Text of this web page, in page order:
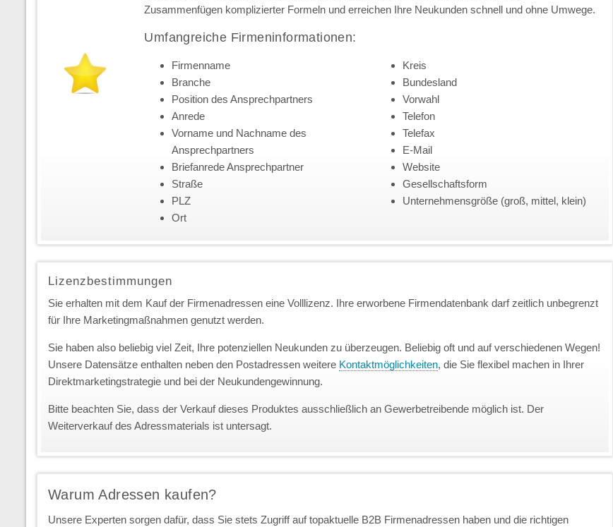
Zusammenfügen komplizierter Formeln und erreichen Ihre Neukunden schnell und ohne Umwege.
Umfangreiche Firmeninformationen:
Firmenname
Branche
Position des Ansprechpartners
Anrede
Vorname und Nachname des
Ansprechpartners
Briefanrede Ansprechpartner
Straße
PLZ
Ort
Kreis
Bundesland
Vorwahl
Telefon
Telefax
E-Mail
Website
Gesellschaftsform
Unternehmensgröße (groß, mittel, klein)
Lizenzbestimmungen
Sie erhalten mit dem Kauf der Firmenadressen eine Volllizenz. Ihre erworbene Firmendatenbank darf zeitlich unbegrenzt
für Ihre Marketingmaßnahmen genutzt werden.
Sie haben also beliebig viel Zeit, Ihre potenziellen Neukunden zu überzeugen. Beliebig oft und auf verschiedenen Wegen!
Unsere Datensätze enthalten neben den Postadressen weitere Kontaktmöglichkeiten, die Sie flexibel machen in Ihrer
Direktmarketingstrategie und bei der Neukundengewinnung.
Bitte beachten Sie, dass der Verkauf dieses Produktes ausschließlich an Gewerbetreibende möglich ist. Der
Weiterverkauf des Adressmaterials ist untersagt.
Warum Adressen kaufen?
Unsere Experten sorgen dafür, dass Sie stets Zugriff auf topaktuelle B2B Firmenadressen haben und die richtigen